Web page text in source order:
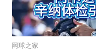
网球之家